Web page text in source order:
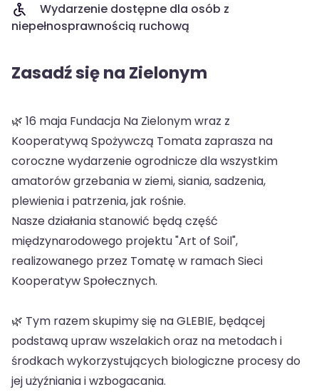
Wydarzenie dostępne dla osób z
niepełnosprawnością ruchową
Zasadź się na Zielonym
🌿 16 maja Fundacja Na Zielonym wraz z
Kooperatywą Spożywczą Tomata zaprasza na
coroczne wydarzenie ogrodnicze dla wszystkim
amatorów grzebania w ziemi, siania, sadzenia,
plewienia i patrzenia, jak rośnie.
Nasze działania stanowić będą część
międzynarodowego projektu "Art of Soil",
realizowanego przez Tomatę w ramach Sieci
Kooperatyw Społecznych.
🌿 Tym razem skupimy się na GLEBIE, będącej
podstawą upraw wszelakich oraz na metodach i
środkach wykorzystujących biologiczne procesy do
jej użyźniania i wzbogacania.